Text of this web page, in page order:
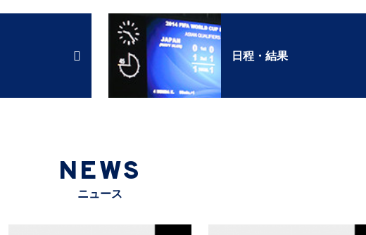
日程・結果
NEWS
ニュース